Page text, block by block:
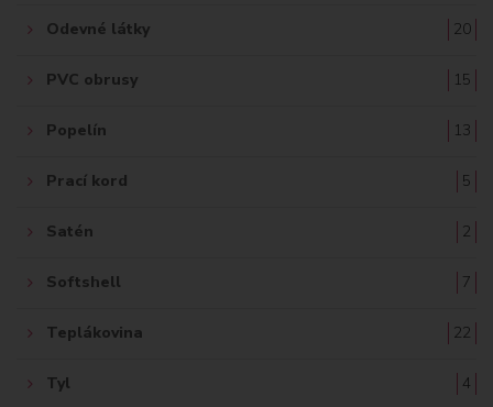
Odevné látky 20
PVC obrusy 15
Popelín 13
Prací kord 5
Satén 2
Softshell 7
Teplákovina 22
Tyl 4